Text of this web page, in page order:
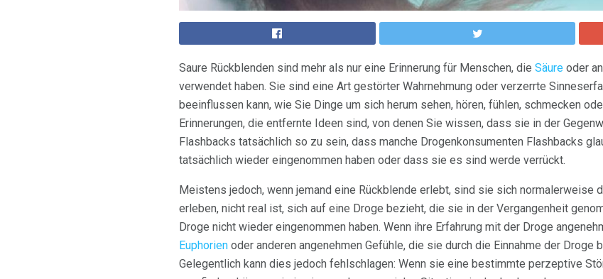
Saure Rückblenden sind mehr als nur eine Erinnerung für Menschen, die Säure oder
verwendet haben. Sie sind eine Art gestörter Wahrnehmung oder verzerrte
beeinflussen kann, wie Sie Dinge um sich herum sehen, hören, fühlen, schmecken
Erinnerungen, die entfernte Ideen sind, von denen Sie wissen, dass sie in der
Flashbacks tatsächlich so zu sein, dass manche Drogenkonsumenten Flashbacks
tatsächlich wieder eingenommen haben oder dass sie es sind werde verrückt.
Meistens jedoch, wenn jemand eine Rückblende erlebt, sind sie sich normalerweise
erleben, nicht real ist, sich auf eine Droge bezieht, die sie in der Vergangenheit
Droge nicht wieder eingenommen haben. Wenn ihre Erfahrung mit der Droge
Euphorien oder anderen angenehmen Gefühle, die sie durch die Einnahme der Droge
Gelegentlich kann dies jedoch fehlschlagen: Wenn sie eine bestimmte perzeptive